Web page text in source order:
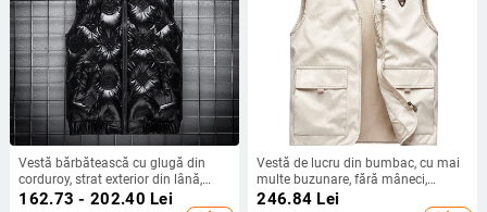
Vestă bărbătească cu glugă din
corduroy, strat exterior din lână,
umplutură din bumbac, căptușeală
162.73 - 202.40 Lei
Vestă de lucru din bumbac, cu mai
multe buzunare, fără mâneci,
croială lejeră, fermoar frontal
246.84 Lei